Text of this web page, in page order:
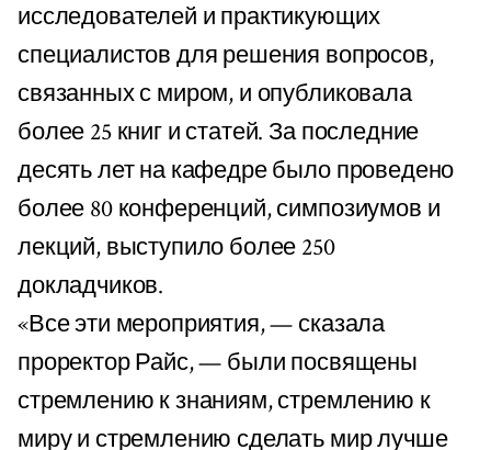
исследователей и практикующих
специалистов для решения вопросов,
связанных с миром, и опубликовала
более 25 книг и статей. За последние
десять лет на кафедре было проведено
более 80 конференций, симпозиумов и
лекций, выступило более 250
докладчиков.
«Все эти мероприятия, — сказала
проректор Райс, — были посвящены
стремлению к знаниям, стремлению к
миру и стремлению сделать мир лучше